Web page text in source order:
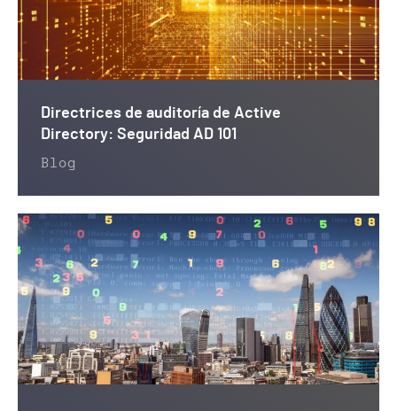
Directrices de auditoría de Active
Directory: Seguridad AD 101
Blog